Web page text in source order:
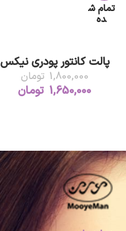
تمام ش
ده
پالت کانتور پودری نیکس
1,800,000 تومان
1,650,000 تومان